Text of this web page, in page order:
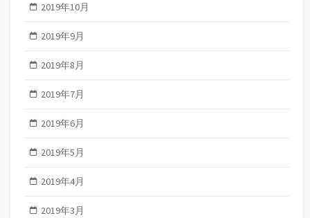
2019年10月
2019年9月
2019年8月
2019年7月
2019年6月
2019年5月
2019年4月
2019年3月